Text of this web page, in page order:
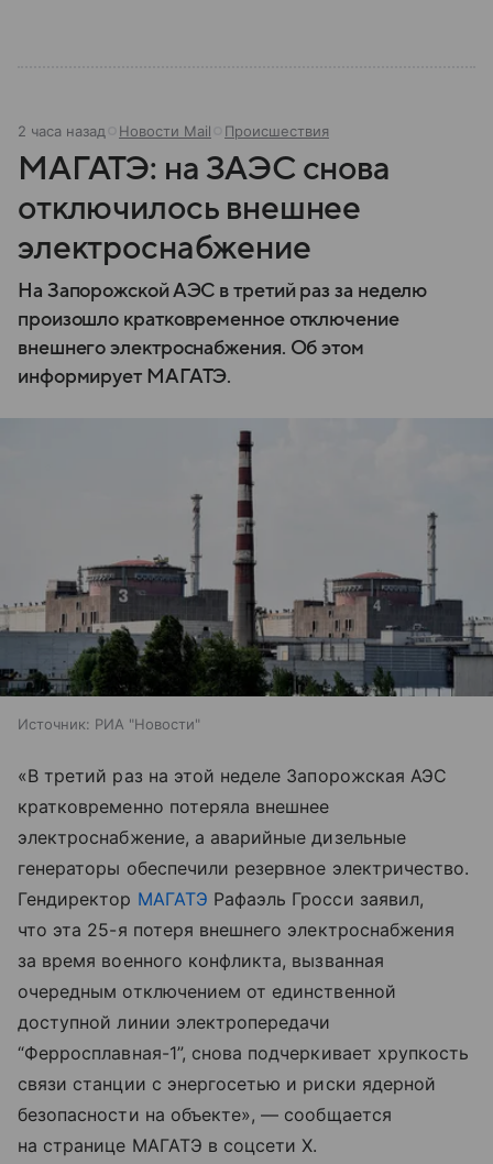
2 часа назад Новости Mail Происшествия
МАГАТЭ: на ЗАЭС снова
отключилось внешнее
электроснабжение
На Запорожской АЭС в третий раз за неделю
произошло кратковременное отключение
внешнего электроснабжения. Об этом
информирует МАГАТЭ.
Источник: РИА "Новости"
«В третий раз на этой неделе Запорожская АЭС
кратковременно потеряла внешнее
электроснабжение, а аварийные дизельные
генераторы обеспечили резервное электричество.
Гендиректор МАГАТЭ Рафаэль Гросси заявил,
что эта 25-я потеря внешнего электроснабжения
за время военного конфликта, вызванная
очередным отключением от единственной
доступной линии электропередачи
“Ферросплавная-1”, снова подчеркивает хрупкость
связи станции с энергосетью и риски ядерной
безопасности на объекте», — сообщается
на странице МАГАТЭ в соцсети X.